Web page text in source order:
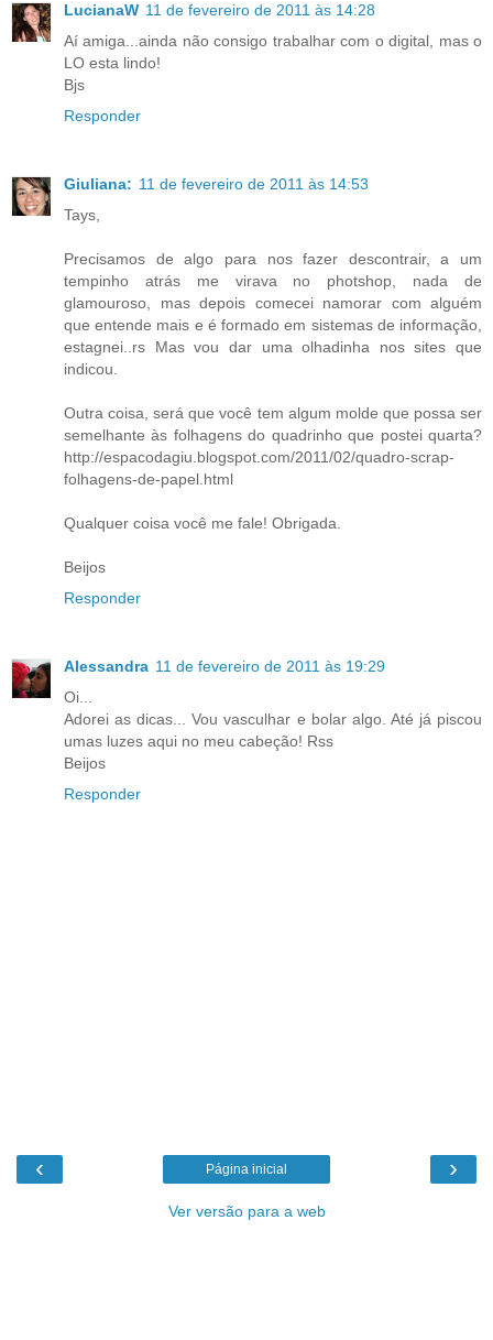
LucianaW 11 de fevereiro de 2011 às 14:28
Aí amiga...ainda não consigo trabalhar com o digital, mas o
LO esta lindo!
Bjs
Responder
Giuliana: 11 de fevereiro de 2011 às 14:53
Tays,
Precisamos de algo para nos fazer descontrair, a um
tempinho atrás me virava no photshop, nada de
glamouroso, mas depois comecei namorar com alguém
que entende mais e é formado em sistemas de informação,
estagnei..rs Mas vou dar uma olhadinha nos sites que
indicou.
Outra coisa, será que você tem algum molde que possa ser
semelhante às folhagens do quadrinho que postei quarta?
http://espacodagiu.blogspot.com/2011/02/quadro-scrap-
folhagens-de-papel.html
Qualquer coisa você me fale! Obrigada.
Beijos
Responder
Alessandra 11 de fevereiro de 2011 às 19:29
Oi...
Adorei as dicas... Vou vasculhar e bolar algo. Até já piscou
umas luzes aqui no meu cabeção! Rss
Beijos
Responder
‹ ›
Página inicial
Ver versão para a web